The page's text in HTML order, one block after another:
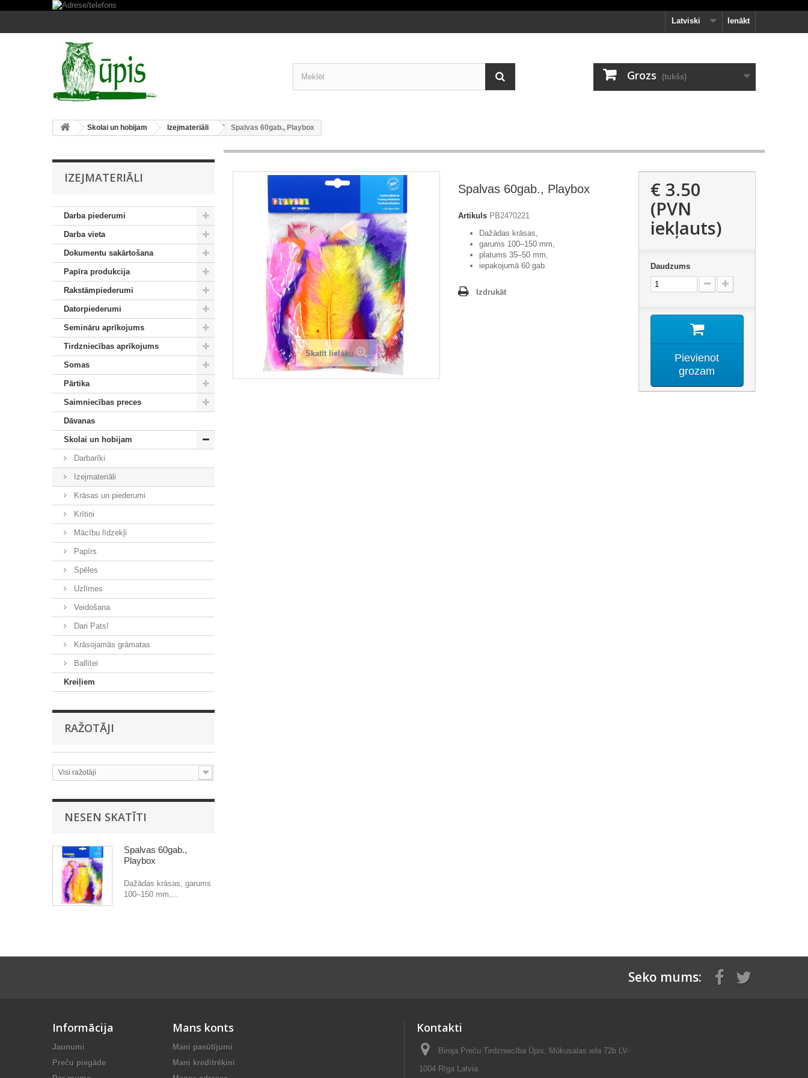
Ienākt
Latviski
Grozs (tukšs)
Skolai un hobijam Izejmateriāli Spalvas 60gab., Playbox
IZEJMATERIĀLI
Darba piederumi
Darba vieta
Dokumentu sakārtošana
Papīra produkcija
Rakstāmpiederumi
Datorpiederumi
Semināru aprīkojums
Tirdzniecības aprīkojums
Somas
Pārtika
Saimniecības preces
Dāvanas
Skolai un hobijam
Darbarīki
Izejmateriāli
Krāsas un piederumi
Krītiņi
Mācību līdzekļi
Papīrs
Spēles
Uzlīmes
Veidošana
Dari Pats!
Krāsojamās grāmatas
Ballītei
Kreiļiem
RAŽOTĀJI
Visi ražotāji
NESEN SKATĪTI
Spalvas 60gab.,
Playbox
Dažādas krāsas, garums
100–150 mm,...
Skatīt lielāku
Spalvas 60gab., Playbox
Artikuls PB2470221
Dažādas krāsas,
garums 100–150 mm,
platums 35–50 mm,
iepakojumā 60 gab.
Izdrukāt
€ 3.50
(PVN
iekļauts)
Daudzums
Pievienot
grozam
Seko mums:
Informācija
Jaunumi
Preču piegāde
Mans konts
Mani pasūtījumi
Mani kredītrēķini
Kontakti
Biroja Preču Tirdzniecība Ūpis, Mūkusalas iela 72b LV-
1004 Rīga Latvia